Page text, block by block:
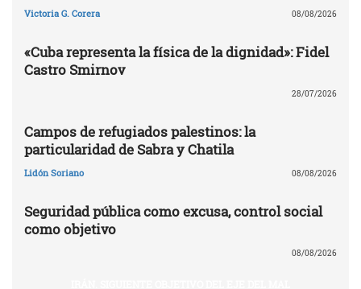
Victoria G. Corera 08/08/2026
«Cuba representa la física de la dignidad»: Fidel
Castro Smirnov
28/07/2026
Campos de refugiados palestinos: la
particularidad de Sabra y Chatila
Lidón Soriano 08/08/2026
Seguridad pública como excusa, control social
como objetivo
08/08/2026